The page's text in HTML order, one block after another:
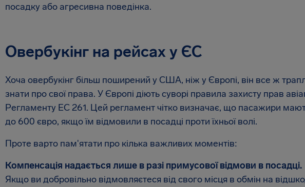
посадку або агресивна поведінка.
Овербукінг на рейсах у ЄС
Хоча овербукінг більш поширений у США, ніж у Європі, він все ж
знати про свої права. У Європі діють суворі правила захисту прав
Регламенту EC 261. Цей регламент чітко визначає, що пасажири
до 600 євро, якщо їм відмовили в посадці проти їхньої волі.
Проте варто пам'ятати про кілька важливих моментів:
Компенсація надається лише в разі примусової відмови в посадці.
Якщо ви добровільно відмовляєтеся від свого місця в обмін на